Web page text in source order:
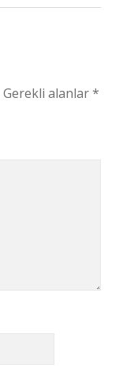
Gerekli alanlar*